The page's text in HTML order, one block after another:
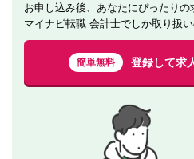
お申し込み後、あなたにぴったりの
マイナビ転職 会計士でしか取り扱
簡単無料 登録して求